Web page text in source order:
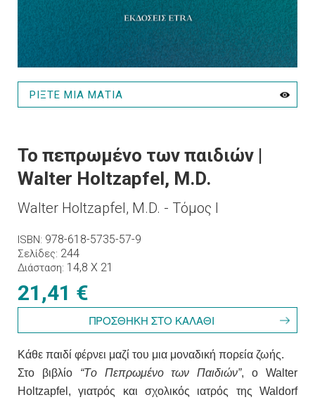
ΡΙΞΤΕ ΜΙΑ ΜΑΤΙΑ
Το πεπρωμένο των παιδιών |
Walter Holtzapfel, M.D.
Walter Holtzapfel, M.D. - Τόμος Ι
ISBN 978-618-5735-57-9
Σελίδες 244
Διάσταση 14,8 X 21
21,41 €
Κάθε παιδί φέρνει μαζί του μια μοναδική πορεία ζωής.
Στο βιβλίο “Τo Πεπρωμένo των Παιδιών”, ο Walter
Holtzapfel, γιατρός και σχολικός ιατρός της Waldorf